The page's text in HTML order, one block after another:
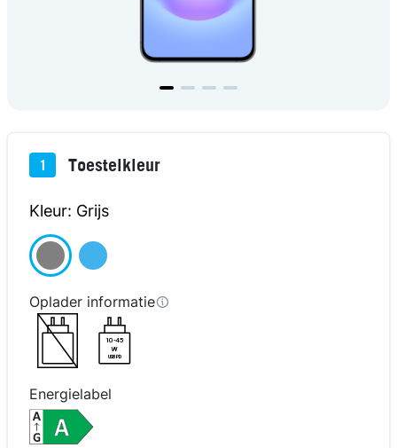
1 Toestelkleur
Kleur: Grijs
Oplader informatie
10-45
W
USB PD
Energielabel